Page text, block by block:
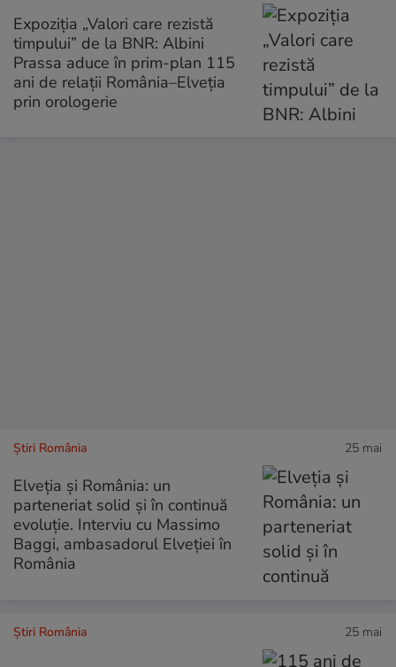
Expoziția „Valori care rezistă
timpului” de la BNR: Albini
Prassa aduce în prim-plan 115
ani de relații România–Elveția
prin orologerie
Știri România 25 mai
Elveția și România: un
parteneriat solid și în continuă
evoluție. Interviu cu Massimo
Baggi, ambasadorul Elveției în
România
Știri România 25 mai